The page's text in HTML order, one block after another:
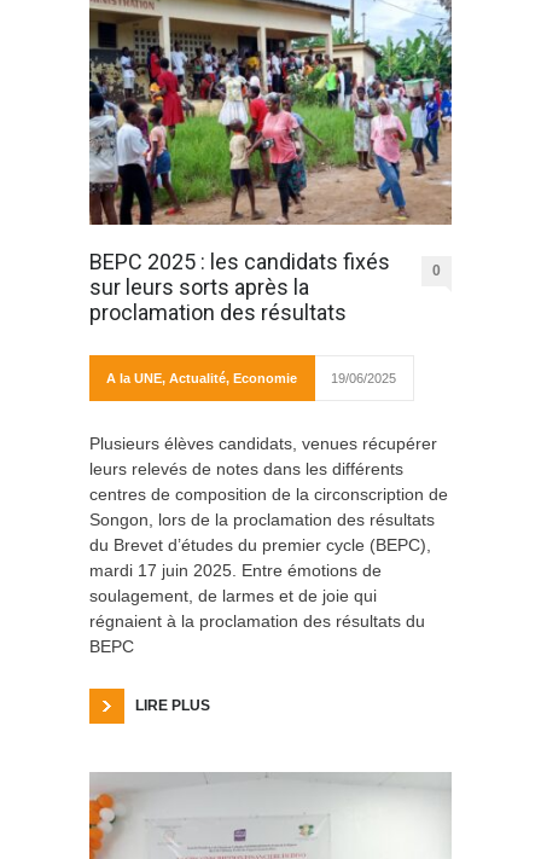
BEPC 2025 : les candidats fixés
sur leurs sorts après la
proclamation des résultats
0
A la UNE, Actualité, Economie 19/06/2025
Plusieurs élèves candidats, venues récupérer
leurs relevés de notes dans les différents
centres de composition de la circonscription de
Songon, lors de la proclamation des résultats
du Brevet d’études du premier cycle (BEPC),
mardi 17 juin 2025. Entre émotions de
soulagement, de larmes et de joie qui
régnaient à la proclamation des résultats du
BEPC
LIRE PLUS